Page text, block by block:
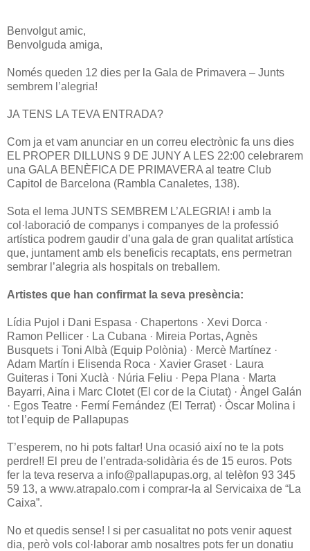
Benvolgut amic,
Benvolguda amiga,
Només queden 12 dies per la Gala de Primavera – Junts
sembrem l’alegria!
JA TENS LA TEVA ENTRADA?
Com ja et vam anunciar en un correu electrònic fa uns dies
EL PROPER DILLUNS 9 DE JUNY A LES 22:00 celebrarem
una GALA BENÈFICA DE PRIMAVERA al teatre Club
Capitol de Barcelona (Rambla Canaletes, 138).
Sota el lema JUNTS SEMBREM L’ALEGRIA! i amb la
col·laboració de companys i companyes de la professió
artística podrem gaudir d’una gala de gran qualitat artística
que, juntament amb els beneficis recaptats, ens permetran
sembrar l’alegria als hospitals on treballem.
Artistes que han confirmat la seva presència:
Lídia Pujol i Dani Espasa · Chapertons · Xevi Dorca ·
Ramon Pellicer · La Cubana · Mireia Portas, Agnès
Busquets i Toni Albà (Equip Polònia) · Mercè Martínez ·
Adam Martín i Elisenda Roca · Xavier Graset · Laura
Guiteras i Toni Xuclà · Núria Feliu · Pepa Plana · Marta
Bayarri, Aina i Marc Clotet (El cor de la Ciutat) · Àngel Galán
· Egos Teatre · Fermí Fernández (El Terrat) · Òscar Molina i
tot l’equip de Pallapupas
T’esperem, no hi pots faltar! Una ocasió així no te la pots
perdre!! El preu de l’entrada-solidària és de 15 euros. Pots
fer la teva reserva a info@pallapupas.org, al telèfon 93 345
59 13, a www.atrapalo.com i comprar-la al Servicaixa de “La
Caixa”.
No et quedis sense! I si per casualitat no pots venir aquest
dia, però vols col·laborar amb nosaltres pots fer un donatiu